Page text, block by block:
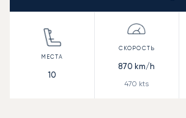
10
870 km/h
470 kts